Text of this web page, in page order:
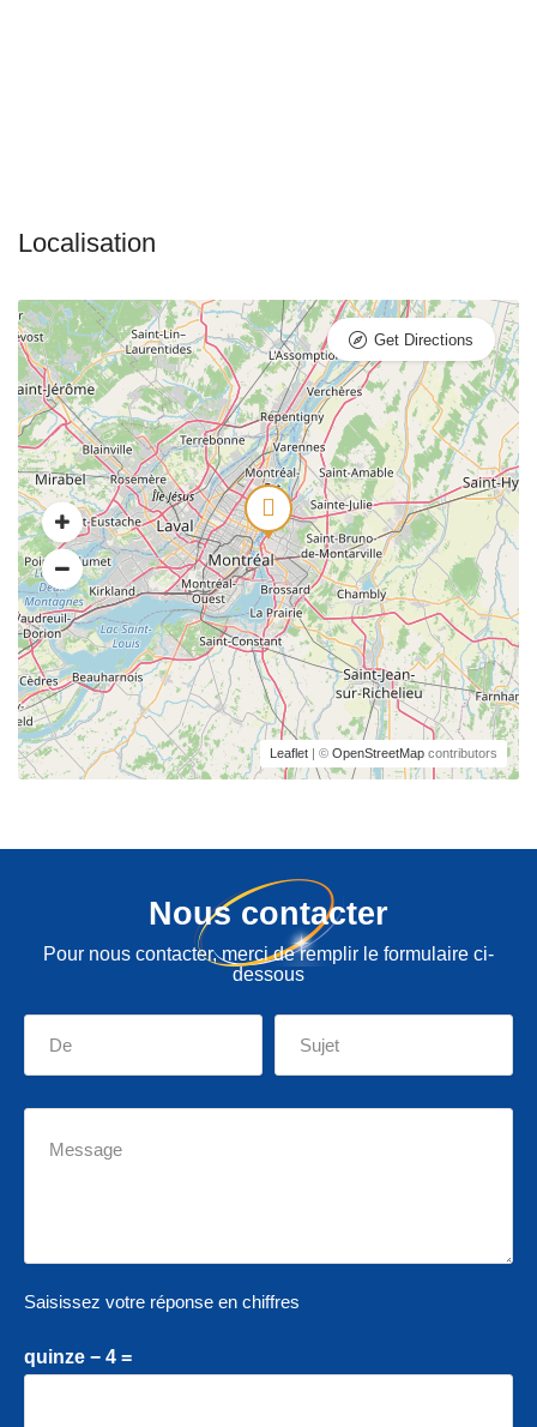
Leaflet | © OpenStreetMap contributors
Get Directions
Nous contacter
Pour nous contacter, merci de remplir le formulaire ci-
dessous
Saisissez votre réponse en chiffres
quinze − 4 =